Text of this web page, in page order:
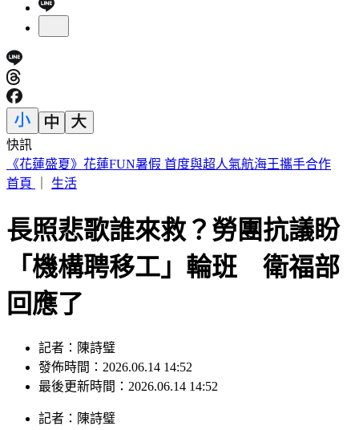
快訊
TWICE定延確定出走！加盟新公司成「邊佑錫師妹」
首頁
生活
長照悲歌誰來救？勞團抗議盼
「機構聘移工」輪班 衛福部
回應了
記者：陳詩璧
發佈時間：2026.06.14 14:52
最後更新時間：2026.06.14 14:52
記者 ： 陳詩璧